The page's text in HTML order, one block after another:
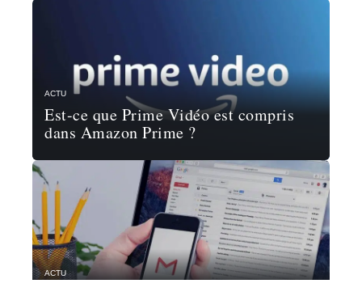
ACTU
Est-ce que Prime Vidéo est compris
dans Amazon Prime ?
ACTU